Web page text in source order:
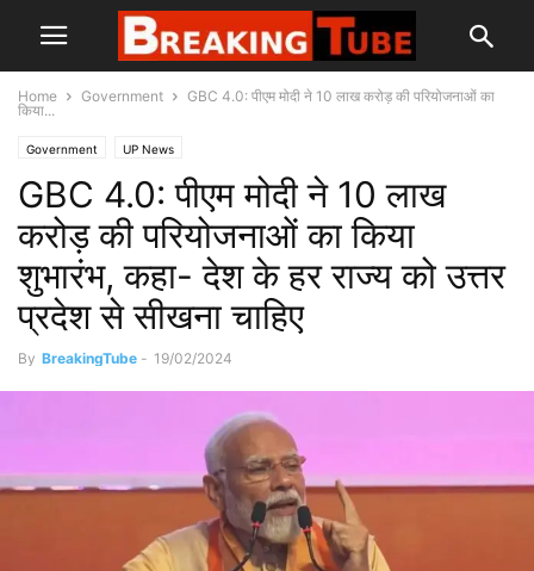
Home Government
GBC 4.0: पीएम मोदी ने 10 लाख करोड़ की परियोजनाओं का
किया...
Government UP News
GBC 4.0: पीएम मोदी ने 10 लाख
करोड़ की परियोजनाओं का किया
शुभारंभ, कहा- देश के हर राज्य को उत्तर
प्रदेश से सीखना चाहिए
By BreakingTube - 19/02/2024